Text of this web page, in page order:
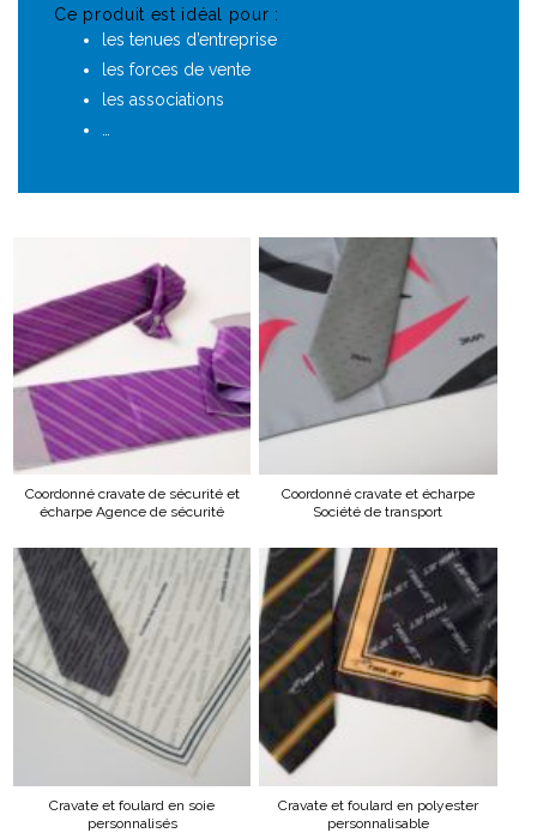
Ce produit est idéal pour :
les tenues d’entreprise
les forces de vente
les associations
Coordonné cravate de sécurité et
écharpe Agence de sécurité
Coordonné cravate et écharpe
Société de transport
Cravate et foulard en soie
personnalisés
Cravate et foulard en polyester
personnalisable